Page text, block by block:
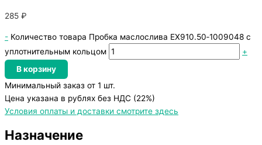
285 ₽
- Количество товара Пробка маслослива ЕХ910.50‑1009048 с
уплотнительным кольцом
+
В корзину
Минимальный заказ от 1 шт.
Цена указана в рублях без НДС (22%)
Условия оплаты и доставки смотрите здесь
Назначение